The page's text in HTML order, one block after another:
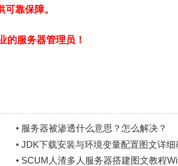
靠保障。
的服务器管理员！
• 服务器被渗透什么意思？怎么解决？
• JDK下载安装与环境变量配置图文详
• SCUM人渣多人服务器搭建图文教程